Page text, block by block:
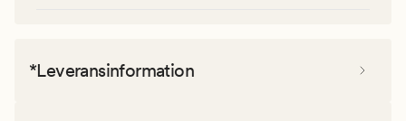
*Leveransinformation